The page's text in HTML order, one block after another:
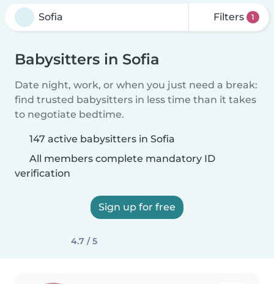
Filters 1
Babysitters in Sofia
Date night, work, or when you just need a break:
find trusted babysitters in less time than it takes
to negotiate bedtime.
147 active babysitters in Sofia
All members complete mandatory ID
verification
Sign up for free
4.7 / 5